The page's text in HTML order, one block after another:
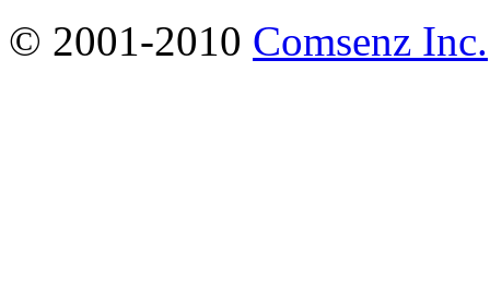
© 2001-2010 Comsenz Inc.